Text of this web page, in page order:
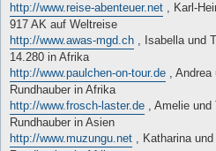
http://www.reise-abenteuer.net , Karl-
917 AK auf Weltreise
http://www.awas-mgd.ch , Isabella und
14.280 in Afrika
http://www.paulchen-on-tour.de , Andrea
Rundhauber in Afrika
http://www.frosch-laster.de , Amelie
Rundhauber in Asien
http://www.muzungu.net , Katharina